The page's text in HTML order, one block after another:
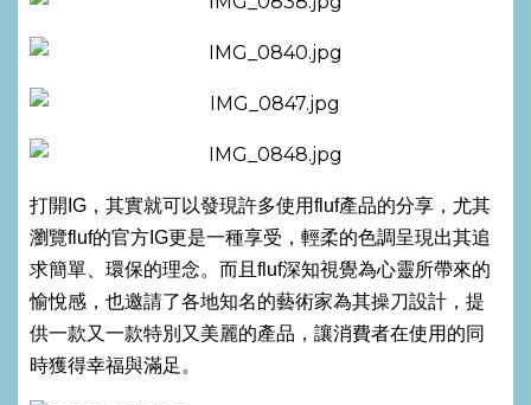
打開IG，其實就可以發現許多使用fluf產品的分享，尤其
瀏覽fluf的官方IG更是一種享受，輕柔的色調呈現出其追
求簡單、環保的理念。而且fluf深知視覺為心靈所帶來的
愉悅感，也邀請了各地知名的藝術家為其操刀設計，提
供一款又一款特別又美麗的產品，讓消費者在使用的同
時獲得幸福與滿足。